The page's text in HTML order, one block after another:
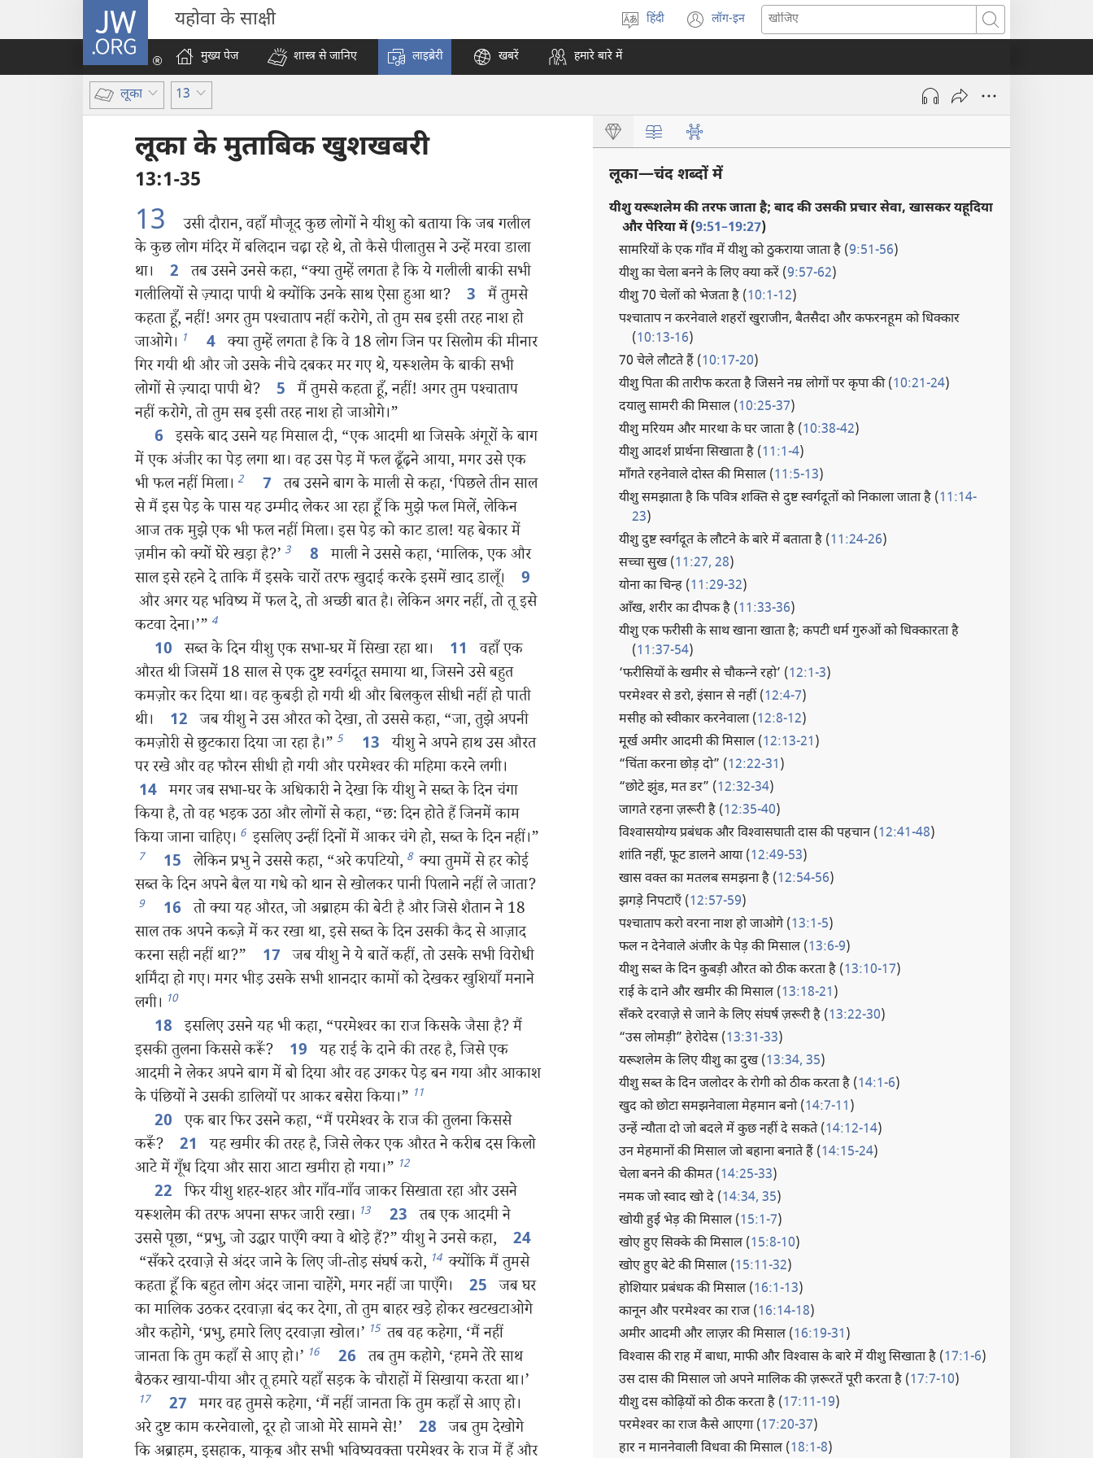
JW.ORG यहोवा के साक्षी
भाषा
चुनें
हिंदी लॉग-इन
(opens
new
खोजिए
मुख्य पेज शास्त्र से जानिए लाइब्रेरी खबरें हमारे बारे में
लूका 13
लूका के मुताबिक खुशखबरी
13:1-35
13
उसी दौरान, वहाँ मौजूद कुछ लोगों ने यीशु को बताया कि जब गलील
के कुछ लोग मंदिर में बलिदान चढ़ा रहे थे, तो कैसे पीलातुस ने उन्हें मरवा डाला
था।
2 तब उसने उनसे कहा, “क्या तुम्हें लगता है कि ये गलीली बाकी सभी
गलीलियों से ज़्यादा पापी थे क्योंकि उनके साथ ऐसा हुआ था?
3 मैं तुमसे
कहता हूँ, नहीं! अगर तुम पश्‍चाताप नहीं करोगे, तो तुम सब इसी तरह नाश हो
जाओगे। 1 4 क्या तुम्हें लगता है कि वे 18 लोग जिन पर सिलोम की मीनार
गिर गयी थी और जो उसके नीचे दबकर मर गए थे, यरूशलेम के बाकी सभी
लोगों से ज़्यादा पापी थे?
5 मैं तुमसे कहता हूँ, नहीं! अगर तुम पश्‍चाताप
नहीं करोगे, तो तुम सब इसी तरह नाश हो जाओगे।”
6 इसके बाद उसने यह मिसाल दी, “एक आदमी था जिसके अंगूरों के बाग
में एक अंजीर का पेड़ लगा था। वह उस पेड़ में फल ढूँढ़ने आया, मगर उसे एक
भी फल नहीं मिला। 2 7 तब उसने बाग के माली से कहा, ‘पिछले तीन साल
से मैं इस पेड़ के पास यह उम्मीद लेकर आ रहा हूँ कि मुझे फल मिलें, लेकिन
आज तक मुझे एक भी फल नहीं मिला। इस पेड़ को काट डाल! यह बेकार में
ज़मीन को क्यों घेरे खड़ा है?’ 3 8 माली ने उससे कहा, ‘मालिक, एक और
साल इसे रहने दे ताकि मैं इसके चारों तरफ खुदाई करके इसमें खाद डालूँ।
9
और अगर यह भविष्य में फल दे, तो अच्छी बात है। लेकिन अगर नहीं, तो तू इसे
कटवा देना।’” 4
10 सब्त के दिन यीशु एक सभा-घर में सिखा रहा था। 11
वहाँ एक
औरत थी जिसमें 18 साल से एक दुष्ट स्वर्गदूत समाया था, जिसने उसे बहुत
कमज़ोर कर दिया था। वह कुबड़ी हो गयी थी और बिलकुल सीधी नहीं हो पाती
थी।
12 जब यीशु ने उस औरत को देखा, तो उससे कहा, “जा, तुझे अपनी
कमज़ोरी से छुटकारा दिया जा रहा है।” 5 13 यीशु ने अपने हाथ उस औरत
पर रखे और वह फौरन सीधी हो गयी और परमेश्‍वर की महिमा करने लगी।
14 मगर जब सभा-घर के अधिकारी ने देखा कि यीशु ने सब्त के दिन चंगा
किया है, तो वह भड़क उठा और लोगों से कहा, “छ: दिन होते हैं जिनमें काम
किया जाना चाहिए। 6 इसलिए उन्हीं दिनों में आकर चंगे हो, सब्त के दिन नहीं।”
7 15 लेकिन प्रभु ने उससे कहा, “अरे कपटियो, 8 क्या तुममें से हर कोई
सब्त के दिन अपने बैल या गधे को थान से खोलकर पानी पिलाने नहीं ले जाता?
9 16 तो क्या यह औरत, जो अब्राहम की बेटी है और जिसे शैतान ने 18
साल तक अपने कब्ज़े में कर रखा था, इसे सब्त के दिन उसकी कैद से आज़ाद
करना सही नहीं था?”
17 जब यीशु ने ये बातें कहीं, तो उसके सभी विरोधी
शर्मिंदा हो गए। मगर भीड़ उसके सभी शानदार कामों को देखकर खुशियाँ मनाने
लगी। 10
18 इसलिए उसने यह भी कहा, “परमेश्‍वर का राज किसके जैसा है? मैं
इसकी तुलना किससे करूँ?
19 यह राई के दाने की तरह है, जिसे एक
आदमी ने लेकर अपने बाग में बो दिया और वह उगकर पेड़ बन गया और आकाश
के पंछियों ने उसकी डालियों पर आकर बसेरा किया।” 11
20 एक बार फिर उसने कहा, “मैं परमेश्‍वर के राज की तुलना किससे
करूँ?
21
यह खमीर की तरह है, जिसे लेकर एक औरत ने करीब दस किलो
आटे में गूँध दिया और सारा आटा खमीरा हो गया।” 12
22 फिर यीशु शहर-शहर और गाँव-गाँव जाकर सिखाता रहा और उसने
यरूशलेम की तरफ अपना सफर जारी रखा। 13 23 तब एक आदमी ने
उससे पूछा, “प्रभु, जो उद्धार पाएँगे क्या वे थोड़े हैं?” यीशु ने उनसे कहा,
24
“सँकरे दरवाज़े से अंदर जाने के लिए जी-तोड़ संघर्ष करो, 14 क्योंकि मैं तुमसे
कहता हूँ कि बहुत लोग अंदर जाना चाहेंगे, मगर नहीं जा पाएँगे।
25 जब घर
का मालिक उठकर दरवाज़ा बंद कर देगा, तो तुम बाहर खड़े होकर खटखटाओगे
और कहोगे, ‘प्रभु, हमारे लिए दरवाज़ा खोल।’ 15 तब वह कहेगा, ‘मैं नहीं
जानता कि तुम कहाँ से आए हो।’ 16 26 तब तुम कहोगे, ‘हमने तेरे साथ
बैठकर खाया-पीया और तू हमारे यहाँ सड़क के चौराहों में सिखाया करता था।’
17 27 मगर वह तुमसे कहेगा, ‘मैं नहीं जानता कि तुम कहाँ से आए हो।
अरे दुष्ट काम करनेवालो, दूर हो जाओ मेरे सामने से!’
28 जब तुम देखोगे
लूका​—चंद शब्दों में
यीशु यरूशलेम की तरफ जाता है; बाद की उसकी प्रचार सेवा, खासकर यहूदिया
और पेरिया में (9:51–19:27)
सामरियों के एक गाँव में यीशु को ठुकराया जाता है (9:51-56)
यीशु का चेला बनने के लिए क्या करें (9:57-62)
यीशु 70 चेलों को भेजता है (10:1-12)
पश्‍चाताप न करनेवाले शहरों खुराजीन, बैतसैदा और कफरनहूम को धिक्कार
(10:13-16)
70 चेले लौटते हैं (10:17-20)
यीशु पिता की तारीफ करता है जिसने नम्र लोगों पर कृपा की (10:21-24)
दयालु सामरी की मिसाल (10:25-37)
यीशु मरियम और मारथा के घर जाता है (10:38-42)
यीशु आदर्श प्रार्थना सिखाता है (11:1-4)
माँगते रहनेवाले दोस्त की मिसाल (11:5-13)
यीशु समझाता है कि पवित्र शक्‍ति से दुष्ट स्वर्गदूतों को निकाला जाता है (11:14-
23)
यीशु दुष्ट स्वर्गदूत के लौटने के बारे में बताता है (11:24-26)
सच्चा सुख (11:27, 28)
योना का चिन्ह (11:29-32)
आँख, शरीर का दीपक है (11:33-36)
यीशु एक फरीसी के साथ खाना खाता है; कपटी धर्म गुरुओं को धिक्कारता है
(11:37-54)
‘फरीसियों के खमीर से चौकन्‍ने रहो’ (12:1-3)
परमेश्‍वर से डरो, इंसान से नहीं (12:4-7)
मसीह को स्वीकार करनेवाला (12:8-12)
मूर्ख अमीर आदमी की मिसाल (12:13-21)
“चिंता करना छोड़ दो” (12:22-31)
“छोटे झुंड, मत डर” (12:32-34)
जागते रहना ज़रूरी है (12:35-40)
विश्‍वासयोग्य प्रबंधक और विश्‍वासघाती दास की पहचान (12:41-48)
शांति नहीं, फूट डालने आया (12:49-53)
खास वक्‍त का मतलब समझना है (12:54-56)
झगड़े निपटाएँ (12:57-59)
पश्‍चाताप करो वरना नाश हो जाओगे (13:1-5)
फल न देनेवाले अंजीर के पेड़ की मिसाल (13:6-9)
यीशु सब्त के दिन कुबड़ी औरत को ठीक करता है (13:10-17)
राई के दाने और खमीर की मिसाल (13:18-21)
सँकरे दरवाज़े से जाने के लिए संघर्ष ज़रूरी है (13:22-30)
“उस लोमड़ी” हेरोदेस (13:31-33)
यरूशलेम के लिए यीशु का दुख (13:34, 35)
यीशु सब्त के दिन जलोदर के रोगी को ठीक करता है (14:1-6)
खुद को छोटा समझनेवाला मेहमान बनो (14:7-11)
उन्हें न्यौता दो जो बदले में कुछ नहीं दे सकते (14:12-14)
उन मेहमानों की मिसाल जो बहाना बनाते हैं (14:15-24)
चेला बनने की कीमत (14:25-33)
नमक जो स्वाद खो दे (14:34, 35)
खोयी हुई भेड़ की मिसाल (15:1-7)
खोए हुए सिक्के की मिसाल (15:8-10)
खोए हुए बेटे की मिसाल (15:11-32)
होशियार प्रबंधक की मिसाल (16:1-13)
कानून और परमेश्‍वर का राज (16:14-18)
अमीर आदमी और लाज़र की मिसाल (16:19-31)
विश्‍वास की राह में बाधा, माफी और विश्‍वास के बारे में यीशु सिखाता है (17:1-6)
उस दास की मिसाल जो अपने मालिक की ज़रूरतें पूरी करता है (17:7-10)
यीशु दस कोढ़ियों को ठीक करता है (17:11-19)
परमेश्‍वर का राज कैसे आएगा (17:20-37)
हार न माननेवाली विधवा की मिसाल (18:1-8)